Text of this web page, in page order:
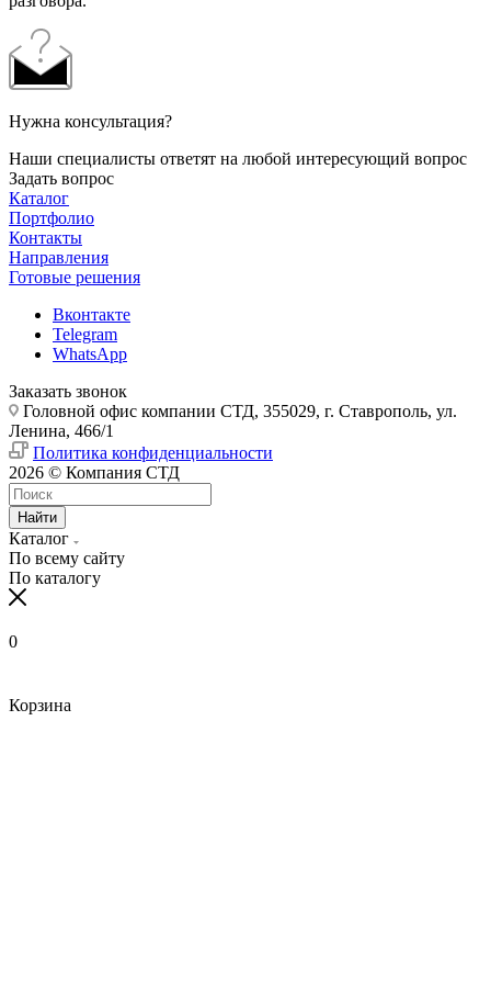
Нужна консультация?
Наши специалисты ответят на любой интересующий вопрос
Задать вопрос
Каталог
Портфолио
Контакты
Направления
Готовые решения
Вконтакте
Telegram
WhatsApp
Заказать звонок
Головной офис компании СТД, 355029, г. Ставрополь, ул.
Ленина, 466/1
Политика конфиденциальности
2026 © Компания СТД
Найти
Каталог
По всему сайту
По каталогу
0
Корзина